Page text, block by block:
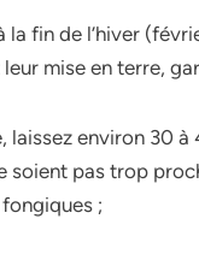
la fin de l’hiver
mise en terre,
laissez environ 30
soient pas trop
;